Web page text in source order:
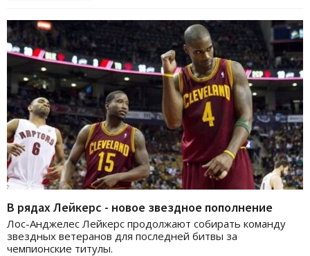
В рядах Лейкерс - новое звездное пополнение
Лос-Анджелес Лейкерс продолжают собирать команду
звездных ветеранов для последней битвы за
чемпионские титулы.